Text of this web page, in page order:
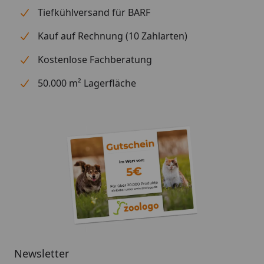
Tiefkühlversand für BARF
Kauf auf Rechnung (10 Zahlarten)
Kostenlose Fachberatung
50.000 m² Lagerfläche
Newsletter